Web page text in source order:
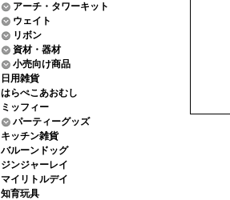
アーチ・タワーキット
ウェイト
リボン
資材・器材
小売向け商品
日用雑貨
はらぺこあおむし
ミッフィー
パーティーグッズ
キッチン雑貨
バルーンドッグ
ジンジャーレイ
マイリトルデイ
知育玩具